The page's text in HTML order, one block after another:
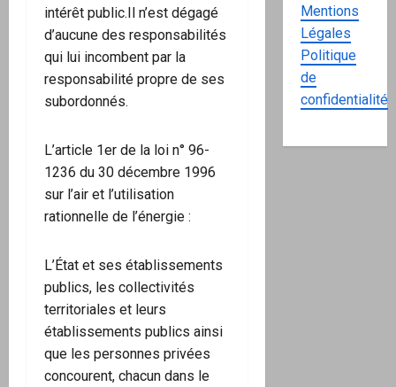
intérêt public.Il n’est dégagé
d’aucune des responsabilités
qui lui incombent par la
responsabilité propre de ses
subordonnés.
L’article 1er de la loi n° 96-
1236 du 30 décembre 1996
sur l’air et l’utilisation
rationnelle de l’énergie :
L’État et ses établissements
publics, les collectivités
territoriales et leurs
établissements publics ainsi
que les personnes privées
concourent, chacun dans le
Mentions
Légales
Politique
de
confidentialité